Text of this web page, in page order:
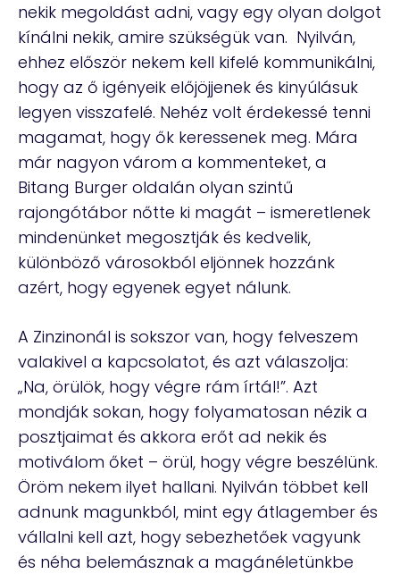
nekik megoldást adni, vagy egy olyan dolgot
kínálni nekik, amire szükségük van. Nyilván,
ehhez először nekem kell kifelé kommunikálni,
hogy az ő igényeik előjöjjenek és kinyúlásuk
legyen visszafelé. Nehéz volt érdekessé tenni
magamat, hogy ők keressenek meg. Mára
már nagyon várom a kommenteket, a
Bitang Burger oldalán olyan szintű
rajongótábor nőtte ki magát – ismeretlenek
mindenünket megosztják és kedvelik,
különböző városokból eljönnek hozzánk
azért, hogy egyenek egyet nálunk.
A Zinzinonál is sokszor van, hogy felveszem
valakivel a kapcsolatot, és azt válaszolja:
„Na, örülök, hogy végre rám írtál!”. Azt
mondják sokan, hogy folyamatosan nézik a
posztjaimat és akkora erőt ad nekik és
motiválom őket – örül, hogy végre beszélünk.
Öröm nekem ilyet hallani. Nyilván többet kell
adnunk magunkból, mint egy átlagember és
vállalni kell azt, hogy sebezhetőek vagyunk
és néha belemásznak a magánéletünkbe